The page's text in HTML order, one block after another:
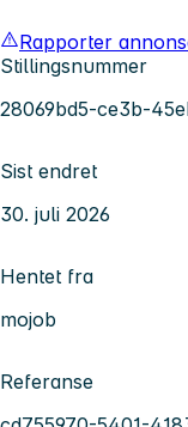
Rapporter
Stillingsnummer
28069bd5-ce3b-
Sist endret
30. juli 2026
Hentet fra
mojob
Referanse